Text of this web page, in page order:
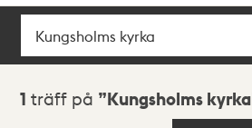
Sök
Sökresultat
1 träff på Kungsholms kyrka